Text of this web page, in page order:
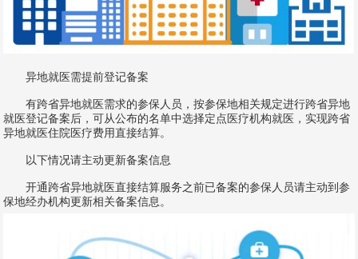
异地就医需提前登记备案
有跨省异地就医需求的参保人员，按参保地相关规定进行跨省异地
就医登记备案后，可从公布的名单中选择定点医疗机构就医，实现跨省
异地就医住院医疗费用直接结算。
以下情况请主动更新备案信息
开通跨省异地就医直接结算服务之前已备案的参保人员请主动到参
保地经办机构更新相关备案信息。